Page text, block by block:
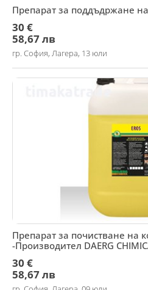
Препарат за поддъдржане
30 €
58,67 лв
гр. София, Лагера, 13 юли
Препарат за почистване на кожа
-Производител DAERG
30 €
58,67 лв